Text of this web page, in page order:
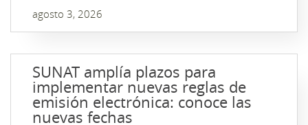
agosto 3, 2026
SUNAT amplía plazos para
implementar nuevas reglas de
emisión electrónica: conoce las
nuevas fechas